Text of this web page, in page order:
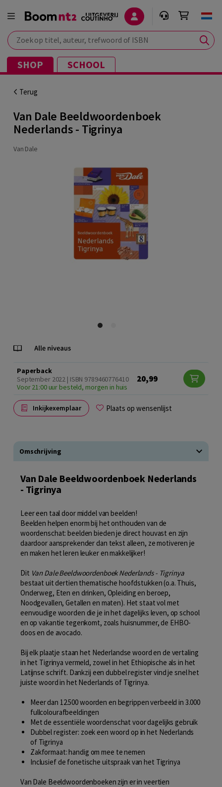
Zoek op titel, auteur, trefwoord of ISBN
SHOP SCHOOL
Terug
Van Dale Beeldwoordenboek
Nederlands - Tigrinya
Van Dale
Paperback
September 2022 | ISBN 9789460776410
Voor 21:00 uur besteld, morgen in huis
20,99
Inkijkexemplaar Plaats op wensenlijst
Omschrijving
Van Dale Beeldwoordenboek Nederlands
- Tigrinya
Leer een taal door middel van beelden!
Beelden helpen enorm bij het onthouden van de
woordenschat: beelden bieden je direct houvast en zijn
daardoor aansprekender dan tekst alleen, ze motiveren je
en maken het leren leuker en makkelijker!
Dit Van Dale Beeldwoordenboek Nederlands - Tigrinya
bestaat uit dertien thematische hoofdstukken (o.a. Thuis,
Onderweg, Eten en drinken, Opleiding en beroep,
Noodgevallen, Getallen en maten). Het staat vol met
eenvoudige woorden die je in het dagelijks leven, op school
en op vakantie tegenkomt, zoals huisnummer, de EHBO-
doos en de avocado.
Bij elk plaatje staan het Nederlandse woord en de vertaling
in het Tigrinya vermeld, zowel in het Ethiopische als in het
Latijnse schrift. Dankzij een dubbel register vind je snel het
juiste woord in het Nederlands of Tigrinya.
Meer dan 12.500 woorden en begrippen verbeeld in 3.000
fullcolourafbeeldingen
Met de essentiële woordenschat voor dagelijks gebruik
Dubbel register: zoek een woord op in het Nederlands
of Tigrinya
Zakformaat: handig om mee te nemen
Inclusief de fonetische uitspraak van het Tigrinya
Van Dale Beeldwoordenboeken zijn er in veertien